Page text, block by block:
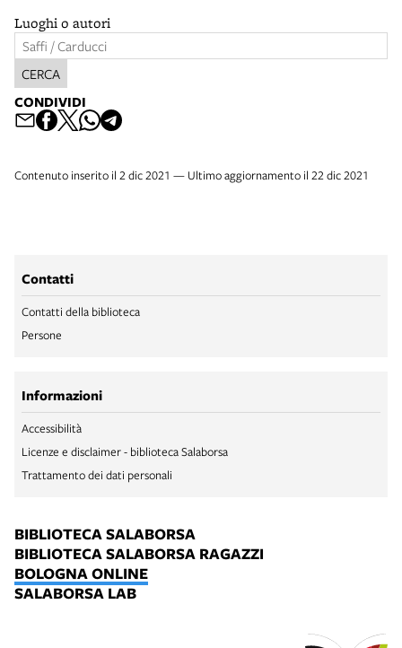
Luoghi o autori
CERCA
CONDIVIDI
Contenuto inserito il 2 dic 2021 — Ultimo aggiornamento il 22 dic 2021
Contatti
Contatti della biblioteca
Persone
Informazioni
Accessibilità
Licenze e disclaimer - biblioteca Salaborsa
Trattamento dei dati personali
BIBLIOTECA SALABORSA
BIBLIOTECA SALABORSA RAGAZZI
BOLOGNA ONLINE
SALABORSA LAB